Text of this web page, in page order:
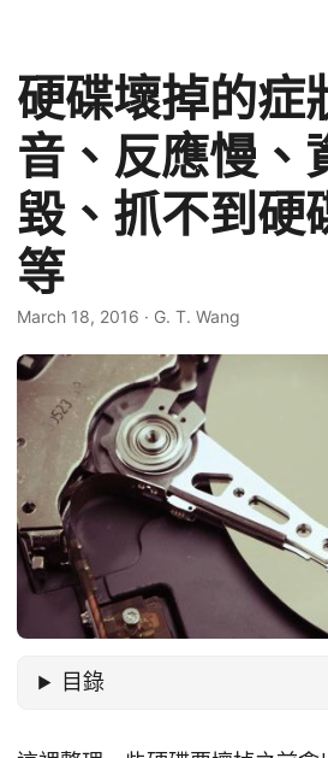
硬碟壞掉的症
音、反應慢、
毀、抓不到硬
等
March 18, 2016 · G. T. Wang
目錄